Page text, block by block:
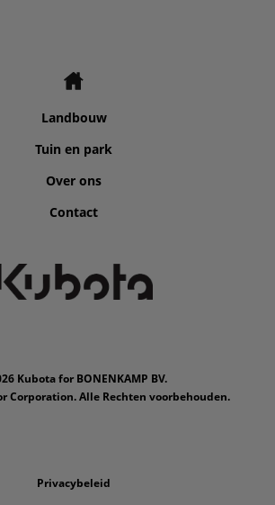
Landbouw
Tuin en park
Over ons
Contact
Kubota for BONENKAMP BV.
Corporation. Alle Rechten voorbehouden.
Privacybeleid